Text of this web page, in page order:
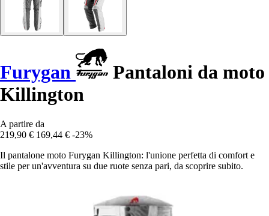
Furygan
Pantaloni da moto
Killington
A partire da
219,90 € 169,44 € -23%
Il pantalone moto Furygan Killington: l'unione perfetta di comfort e
stile per un'avventura su due ruote senza pari, da scoprire subito.